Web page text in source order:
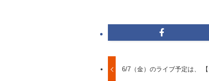
6/7（金）のライブ予定は、 【